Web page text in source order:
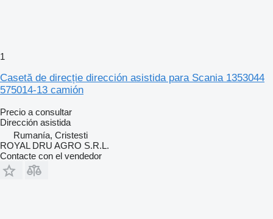
1
Casetă de direcție dirección asistida para Scania 1353044
575014-13 camión
Precio a consultar
Dirección asistida
Rumanía, Cristesti
ROYAL DRU AGRO S.R.L.
Contacte con el vendedor